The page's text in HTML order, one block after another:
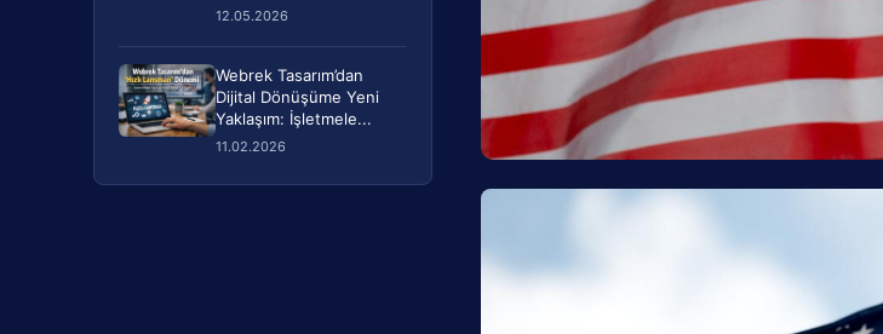
12.05.2026
Webrek Tasarım’dan
Dijital Dönüşüme Yeni
Yaklaşım: İşletmele...
11.02.2026